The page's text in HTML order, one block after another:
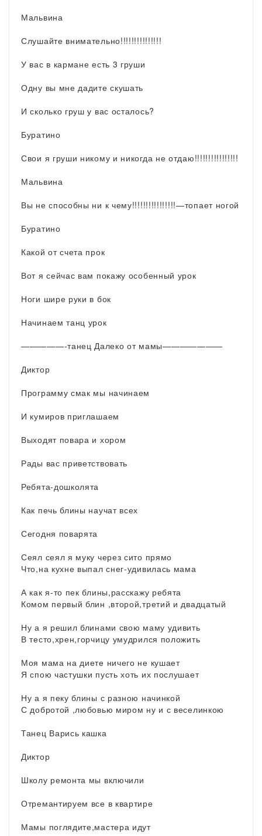
Мальвина
Слушайте внимательно!!!!!!!!!!!!!!!
У вас в кармане есть 3 груши
Одну вы мне дадите скушать
И сколько груш у вас осталось?
Буратино
Свои я груши никому и никогда не отдаю!!!!!!!!!!!!!!!!
Мальвина
Вы не способны ни к чему!!!!!!!!!!!!!!!!—топает ногой
Буратино
Какой от счета прок
Вот я сейчас вам покажу особенный урок
Ноги шире руки в бок
Начинаем танц урок
—————-танец Далеко от мамы———————
Диктор
Программу смак мы начинаем
И кумиров приглашаем
Выходят повара и хором
Рады вас приветствовать
Ребята-дошколята
Как печь блины научат всех
Сегодня поварята
Сеял сеял я муку через сито прямо
Что,на кухне выпал снег-удивилась мама
А как я-то пек блины,расскажу ребята
Комом первый блин ,второй,третий и двадцатый
Ну а я решил блинами свою маму удивить
В тесто,хрен,горчицу умудрился положить
Моя мама на диете ничего не кушает
Я спою частушки пусть хоть их послушает
Ну а я пеку блины с разною начинкой
С добротой ,любовью миром ну и с веселинкою
Танец Варись кашка
Диктор
Школу ремонта мы включили
Отремантируем все в квартире
Мамы поглядите,мастера идут